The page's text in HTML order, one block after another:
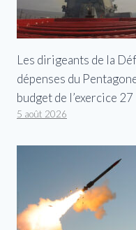
Les dirigeants de la
dépenses du
budget de l’exercice 27
5 août 2026